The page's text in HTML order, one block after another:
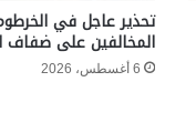
تحذير عاجل في
المخالفين على ضفاف
6 أغسطس، 2026